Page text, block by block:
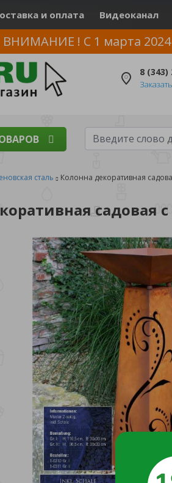
и оплата Видеоканал
ВНИМАНИЕ ! С 1 марта
8 (343)
сталь Колонна декоративная
садовая